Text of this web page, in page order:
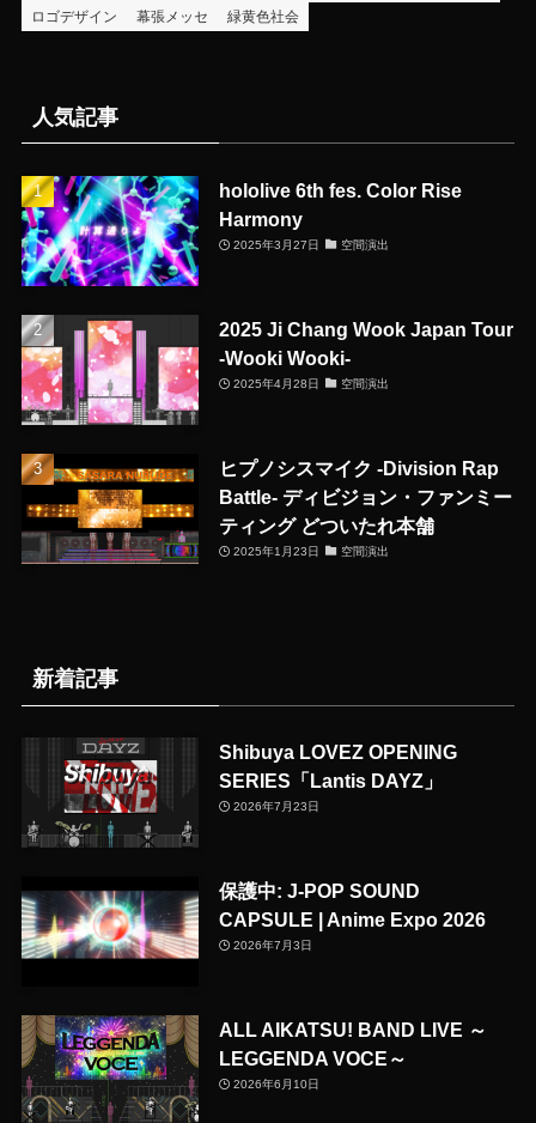
ロゴデザイン
幕張メッセ 緑黄色社会
人気記事
hololive 6th fes. Color Rise
Harmony
2025年3月27日 空間演出
2025 Ji Chang Wook Japan Tour
-Wooki Wooki-
2025年4月28日 空間演出
ヒプノシスマイク -Division Rap
Battle- ディビジョン・ファンミー
ティング どついたれ本舗
2025年1月23日 空間演出
新着記事
Shibuya LOVEZ OPENING
SERIES「Lantis DAYZ」
2026年7月23日
保護中: J-POP SOUND
CAPSULE | Anime Expo 2026
2026年7月3日
ALL AIKATSU! BAND LIVE ～
LEGGENDA VOCE～
2026年6月10日